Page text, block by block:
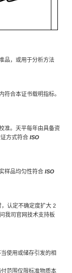
品，或用于分析方法
符合本证书载明指标。
准。天平每年由具备资
方式符合 ISO
样品均匀性符合 ISO
认定不确定度扩大 2
我司官网技术支持板
使用或储存引发的相
范围仅限标准物质本